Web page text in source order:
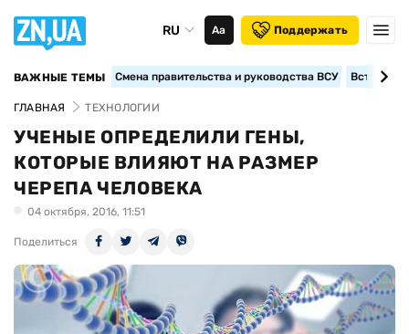
RU Аа Поддержать
ВАЖНЫЕ ТЕМЫ Смена правительства и руководства ВСУ
ГЛАВНАЯ ТЕХНОЛОГИИ
УЧЕНЫЕ ОПРЕДЕЛИЛИ ГЕНЫ,
КОТОРЫЕ ВЛИЯЮТ НА РАЗМЕР
ЧЕРЕПА ЧЕЛОВЕКА
04 октября, 2016, 11:51
Поделиться